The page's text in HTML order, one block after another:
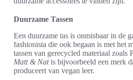
Duurzame Tassen
Een duurzame tas is onmisbaar in de
fashionista die ook begaan is met het
tassen van gerecycled materiaal zoals
Matt & Natis bijvoorbeeld een merk
produceert van vegan leer.